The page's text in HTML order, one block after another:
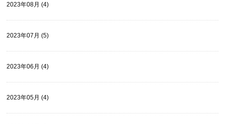
2023年08月 (4)
2023年07月 (5)
2023年06月 (4)
2023年05月 (4)